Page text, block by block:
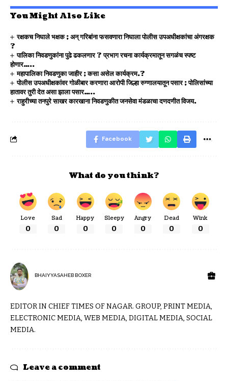
You Might Also Like
रक्षकच निघाले भक्षक ; अन् गरिबांना फसवणारा निघाला पोलीस उपअधीक्षकांचा अंगरक्षक
?
पालिका निवडणुकांना पुढे ढकलणार ? प्रभाग रचना कार्यक्रमातून सगळंच स्पष्ट
होणार…..
महापालिका निवडणुका जाहीर ; कसा असेल कार्यक्रम.?
पोलीस उपअधीक्षकांवर गोळीबार करणारा आरोपी जिल्हा रुग्णालयातून पसार ; पोलिसांच्या
हातावर तुरी देत असा झाला पसार…..
राहुरीच्या तनपुरे साखर कारखाना निवडणुकीत जनसेवा मंडळाचा दणदणीत विजय.
Facebook
What do you think?
Love
0
Sad
0
Happy
0
Sleepy
0
Angry
0
Dead
0
Wink
0
BHAIYYASAHEB BOXER
EDITOR IN CHIEF TIMES OF NAGAR. GROUP, PRINT MEDIA,
ELECTRONIC MEDIA, WEB MEDIA, DIGITAL MEDIA, SOCIAL
MEDIA.
Leave a comment